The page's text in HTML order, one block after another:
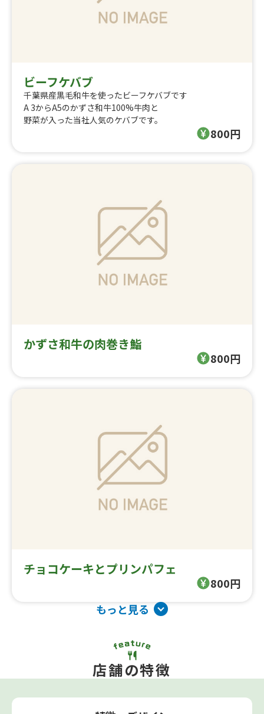
ビーフケバブ
千葉県産黒毛和牛を使ったビーフケバブです
A 3からA5のかずさ和牛100%牛肉と
野菜が入った当社人気のケバブです。
800円
かずさ和牛の肉巻き鮨
800円
チョコケーキとプリンパフェ
800円
もっと見る
店舗の特徴